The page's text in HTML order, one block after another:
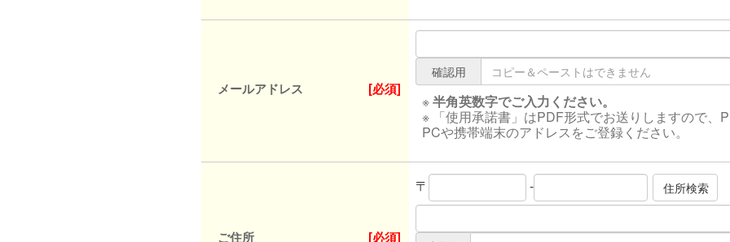
メールアドレス [必須]
確認用
※半角英数字でご入力ください。
※ 「使用承諾書」はPDF形式でお送りしますので、
PCや携帯端末のアドレスをご登録ください。
ご住所 [必須]
〒 -